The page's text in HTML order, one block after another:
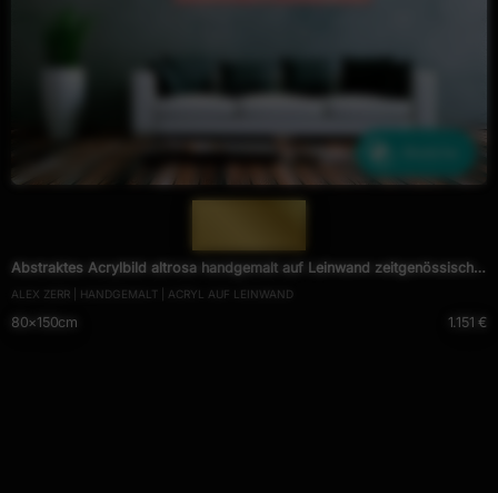
Abstraktes Acrylbild altrosa handgemalt auf Leinwand zeitgenössisch
Modern Art
ALEX ZERR | HANDGEMALT | ACRYL AUF LEINWAND
80×150cm 1.151 €